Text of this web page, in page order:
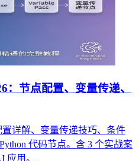
节点配置、变量传递、
详解、变量传递技巧、条件
代码节点。含 3 个实战案
应用。